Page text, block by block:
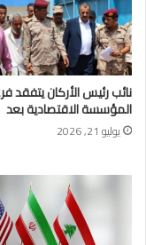
نائب رئيس الأركان يتفقد
المؤسسة الاقتصادية بعد
يوليو 21, 2026